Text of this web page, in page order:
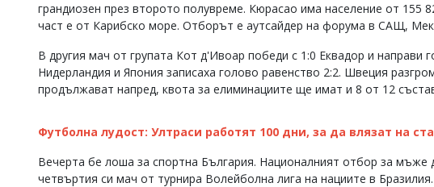
Колев,
office@flagman.bg
Коментарите
въвеждат
читателите
грандиозен през второто полувреме. Кюрасао има население от 155
част е от Карибско море. Отборът е аутсайдер на форума в САЩ,
В другия мач от групата Кот д'Ивоар победи с 1:0 Еквадор и направи
Нидерландия и Япония записаха голово равенство 2:2. Швеция
продължават напред, квота за елиминациите ще имат и 8 от 12
Футболна лудост: Ултраси работят 100 дни, за да влязат на
Вечерта бе лоша за спортна България. Националният отбор за мъже
четвъртия си мач от турнира Волейболна лига на нациите в